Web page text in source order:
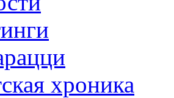
хроника